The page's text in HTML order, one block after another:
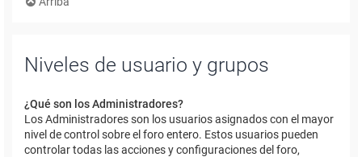
Niveles de usuario y grupos
¿Qué son los Administradores?
Los Administradores son los usuarios asignados con el mayor
nivel de control sobre el foro entero. Estos usuarios pueden
controlar todas las acciones y configuraciones del foro,